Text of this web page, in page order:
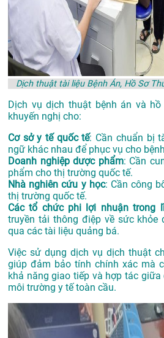
Dịch thuật tài liệu Bệnh Án, Hồ Sơ
Dịch vụ dịch thuật bệnh án và
khuyến nghị cho:
Cơ sở y tế quốc tế: Cần chuẩn bị
ngữ khác nhau để phục vụ cho
Doanh nghiệp dược phẩm: Cần
phẩm cho thị trường quốc tế.
Nhà nghiên cứu y học: Cần công
thị trường quốc tế.
Các tổ chức phi lợi nhuận trong
truyền tải thông điệp về sức khỏe
qua các tài liệu quảng bá.
Việc sử dụng dịch vụ dịch thuật
giúp đảm bảo tính chính xác mà
khả năng giao tiếp và hợp tác
môi trường y tế toàn cầu.